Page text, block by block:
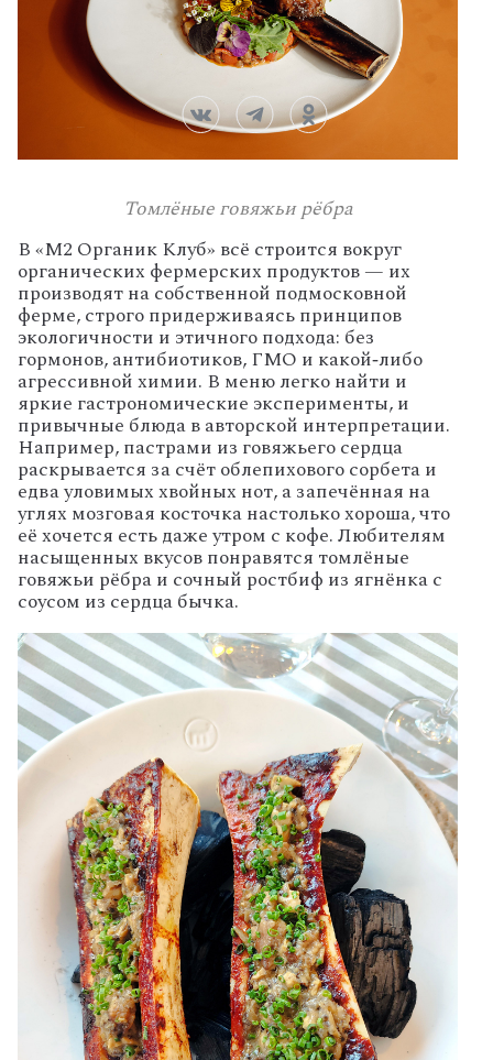
Томлёные говяжьи рёбра
В«M2 ОрганикКлуб» всё строится вокруг
органических фермерских продуктов— их
производятнасобственной подмосковной
ферме,строгопридерживаясьпринципов
экологичности и этичногоподхода: без
гормонов,антибиотиков,ГМО и какой‑либо
агрессивнойхимии. В менюлегконайти и
яркие гастрономические эксперименты,и
привычные блюдававторской интерпретации.
Например,пастрами из говяжьегосердца
раскрывается засчётоблепиховогосорбетаи
едвауловимыххвойных нот,азапечённая на
углях мозговая косточканастолькохороша,что
еёхочется естьдажеутром с кофе.Любителям
насыщенных вкусовпонравятся томлёные
говяжьи рёбраи сочный ростбиф из ягнёнкас
соусом из сердцабычка.